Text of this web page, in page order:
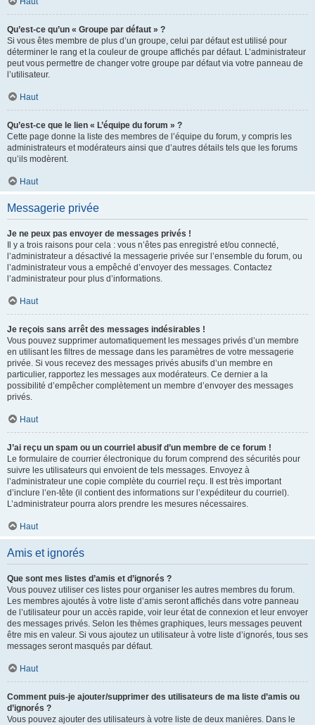
Qu’est-ce qu’un « Groupe par défaut » ?
Si vous êtes membre de plus d’un groupe, celui par défaut est utilisé pour
déterminer le rang et la couleur de groupe affichés par défaut. L’administrateur
peut vous permettre de changer votre groupe par défaut via votre panneau de
l’utilisateur.
Haut
Qu’est-ce que le lien « L’équipe du forum » ?
Cette page donne la liste des membres de l’équipe du forum, y compris les
administrateurs et modérateurs ainsi que d’autres détails tels que les forums
qu’ils modèrent.
Haut
Messagerie privée
Je ne peux pas envoyer de messages privés !
Il y a trois raisons pour cela : vous n’êtes pas enregistré et/ou connecté,
l’administrateur a désactivé la messagerie privée sur l’ensemble du forum, ou
l’administrateur vous a empêché d’envoyer des messages. Contactez
l’administrateur pour plus d’informations.
Haut
Je reçois sans arrêt des messages indésirables !
Vous pouvez supprimer automatiquement les messages privés d’un membre
en utilisant les filtres de message dans les paramètres de votre messagerie
privée. Si vous recevez des messages privés abusifs d’un membre en
particulier, rapportez les messages aux modérateurs. Ce dernier a la
possibilité d’empêcher complètement un membre d’envoyer des messages
privés.
Haut
J’ai reçu un spam ou un courriel abusif d’un membre de ce forum !
Le formulaire de courrier électronique du forum comprend des sécurités pour
suivre les utilisateurs qui envoient de tels messages. Envoyez à
l’administrateur une copie complète du courriel reçu. Il est très important
d’inclure l’en-tête (il contient des informations sur l’expéditeur du courriel).
L’administrateur pourra alors prendre les mesures nécessaires.
Haut
Amis et ignorés
Que sont mes listes d’amis et d’ignorés ?
Vous pouvez utiliser ces listes pour organiser les autres membres du forum.
Les membres ajoutés à votre liste d’amis seront affichés dans votre panneau
de l’utilisateur pour un accès rapide, voir leur état de connexion et leur envoyer
des messages privés. Selon les thèmes graphiques, leurs messages peuvent
être mis en valeur. Si vous ajoutez un utilisateur à votre liste d’ignorés, tous ses
messages seront masqués par défaut.
Haut
Comment puis-je ajouter/supprimer des utilisateurs de ma liste d’amis ou
d’ignorés ?
Vous pouvez ajouter des utilisateurs à votre liste de deux manières. Dans le